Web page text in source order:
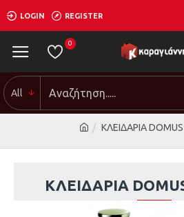
LOGIN REGISTER
0
All
ΚΛΕΙΔΑΡΙΑ
ΚΛΕΙΔΑΡΙΑ